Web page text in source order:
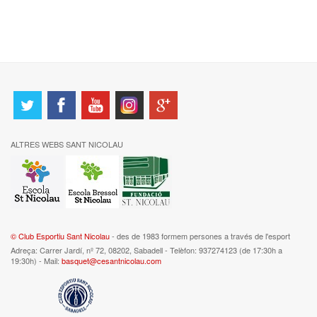
ALTRES WEBS SANT NICOLAU
© Club Esportiu Sant Nicolau- des de 1983 formem persones a través de l'esport
Adreça: Carrer Jardí, nº 72, 08202, Sabadell - Telèfon: 937274123 (de 17:30h a
19:30h) - Mail: basquet@cesantnicolau.com